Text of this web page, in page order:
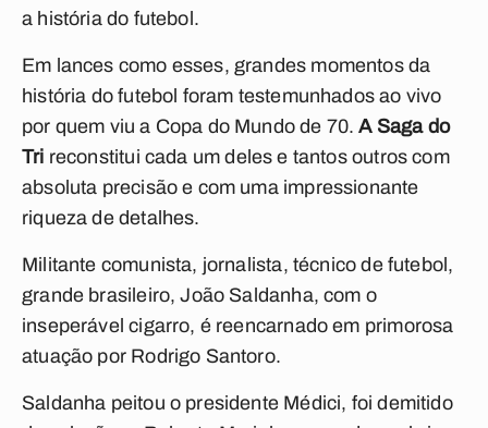
a história do futebol.
Em lances como esses, grandes momentos da
história do futebol foram testemunhados ao vivo
por quem viu a Copa do Mundo de 70.A Saga do
Tri reconstitui cada um deles e tantos outros com
absoluta precisão e com uma impressionante
riqueza de detalhes.
Militante comunista, jornalista, técnico de futebol,
grande brasileiro, João Saldanha, com o
inseperável cigarro, é reencarnado em primorosa
atuação por Rodrigo Santoro.
Saldanha peitou o presidente Médici, foi demitido